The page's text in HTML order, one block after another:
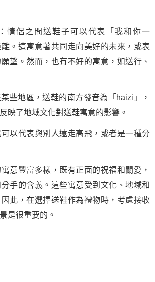
情侶之間送鞋子可以代表「我和你一
。這寓意著共同走向美好的未來，或表
望。然而，也有不好的寓意，如送行、
些地區，送鞋的南方發音為「haizi」，
映了地域文化對送鞋寓意的影響。
以代表與別人遠走高飛，或者是一種分
意豐富多樣，既有正面的祝福和關愛，
手的含義。這些寓意受到文化、地域和
此，在選擇送鞋作為禮物時，考慮接收
是很重要的。